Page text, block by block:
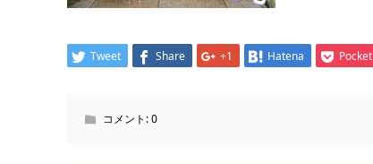
Tweet Share +1 Hatena Pocket
コメント:0